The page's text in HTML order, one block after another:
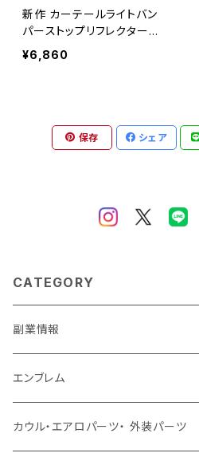
新作 カーテールライトバン
パーストップリフレクターブ
レーキランプバルブなし635
0GJ6351GH プジョー30
¥6,860
保存 シェア
CATEGORY
副業情報
せどり
古着系
コンテンツビジネス
エンブレム
カウル・エアロパーツ・ 外装パーツ